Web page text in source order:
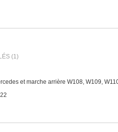
(1)
et marche arrière W108, W109,